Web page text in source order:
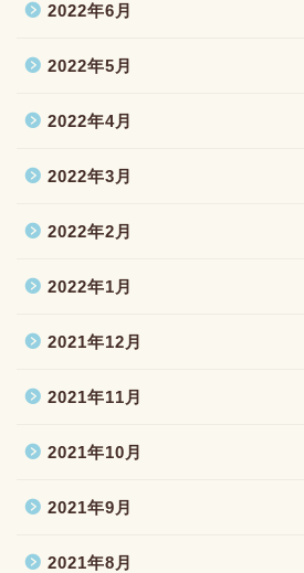
2022年6月
2022年5月
2022年4月
2022年3月
2022年2月
2022年1月
2021年12月
2021年11月
2021年10月
2021年9月
2021年8月